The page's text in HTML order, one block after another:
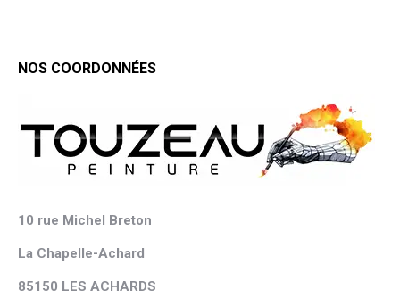
NOS COORDONNÉES
10 rue Michel Breton
La Chapelle-Achard
85150 LES ACHARDS